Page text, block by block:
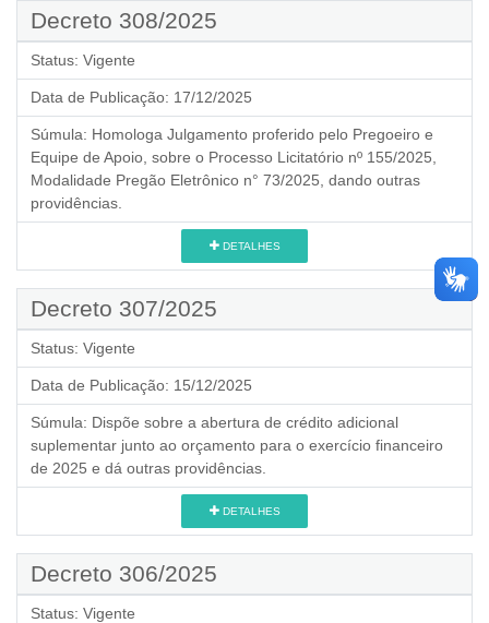
Decreto 308/2025
Status: Vigente
Data de Publicação: 17/12/2025
Súmula: Homologa Julgamento proferido pelo Pregoeiro e
Equipe de Apoio, sobre o Processo Licitatório nº 155/2025,
Modalidade Pregão Eletrônico n° 73/2025, dando outras
providências.
DETALHES
Decreto 307/2025
Status: Vigente
Data de Publicação: 15/12/2025
Súmula: Dispõe sobre a abertura de crédito adicional
suplementar junto ao orçamento para o exercício financeiro
de 2025 e dá outras providências.
DETALHES
Decreto 306/2025
Status: Vigente